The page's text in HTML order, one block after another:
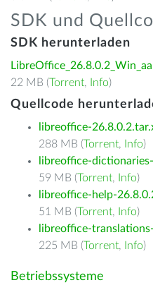
SDK und
SDK herunterladen
22 MB (Torrent, Info)
Quellcode
libreoffice-
288 MB (Torrent, Info)
libreoffice-
59 MB (Torrent, Info)
libreoffice-help-
51 MB (Torrent, Info)
libreoffice-
225 MB (Torrent, Info)
Betriebssysteme